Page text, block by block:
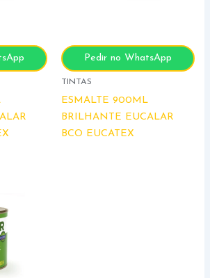
Pedir no WhatsApp
TINTAS
ESMALTE 900ML
BRILHANTE EUCALAR
BCO EUCATEX